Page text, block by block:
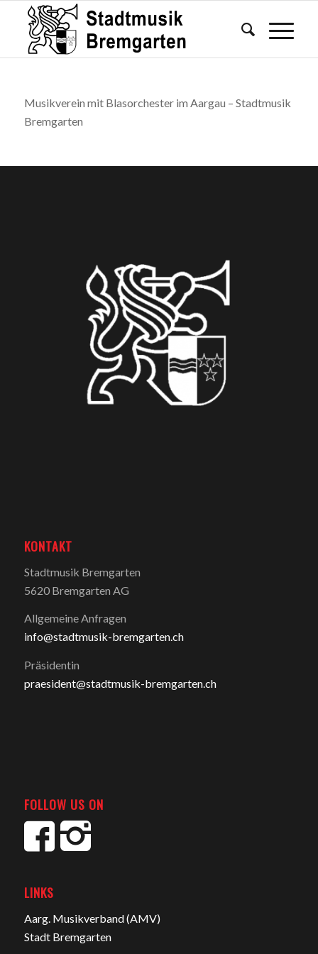
Musikverein mit Blasorchester im Aargau – Stadtmusik
Bremgarten
KONTAKT
Stadtmusik Bremgarten
5620 Bremgarten AG
Allgemeine Anfragen
info@stadtmusik-bremgarten.ch
Präsidentin
praesident@stadtmusik-bremgarten.ch
FOLLOW US ON
LINKS
Aarg. Musikverband (AMV)
Stadt Bremgarten